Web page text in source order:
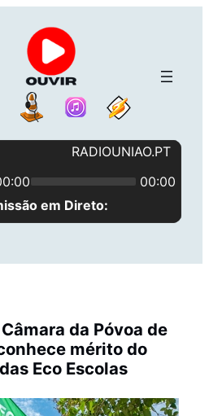
da Póvoa de
mérito do
Eco Escolas